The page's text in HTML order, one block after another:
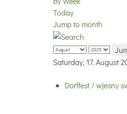
Today
Jump to month
Saturday, 17. August
Dorffest / wjesny